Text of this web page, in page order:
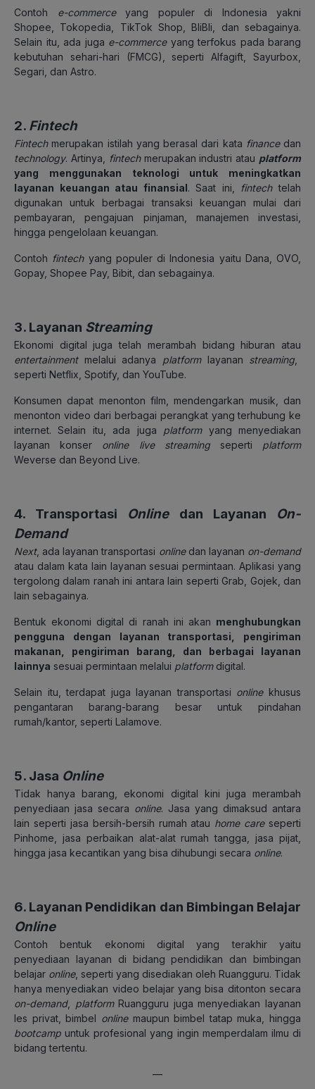
Contoh e-commerce
yang populer di Indonesia yakni
Shopee, Tokopedia, TikTok Shop, BliBli, dan sebagainya.
Selain itu, ada juga e-commerce yang terfokus pada barang
kebutuhan sehari-hari (FMCG), seperti Alfagift, Sayurbox,
Segari, dan Astro.
2. Fintech
Fintech merupakan istilah yang berasal dari kata finance dan
technology. Artinya, fintech merupakan industri atau platform
yang menggunakan teknologi untuk meningkatkan
layanan keuangan atau finansial. Saat ini, fintechtelah
digunakan untuk berbagai transaksi keuangan mulai dari
pembayaran, pengajuan pinjaman, manajemen investasi,
hingga pengelolaan keuangan.
Contoh fintech yang populer di Indonesia yaitu Dana, OVO,
Gopay, Shopee Pay, Bibit, dan sebagainya.
3. Layanan Streaming
Ekonomi digital juga telah merambah bidang hiburan atau
entertainment melalui adanya platformlayanan streaming
seperti Netflix, Spotify, dan YouTube.
Konsumen dapat menonton film, mendengarkan musik, dan
menonton video dari berbagai perangkat yang terhubung ke
internet. Selain itu, ada juga platform yang menyediakan
layanan konser online live streaming seperti platform
Weverse dan Beyond Live.
4. Transportasi Online dan Layanan On-
Demand
Next, ada layanan transportasi online dan layanan on-demand
atau dalam kata lain layanan sesuai permintaan. Aplikasi yang
tergolong dalam ranah ini antara lain seperti Grab, Gojek, dan
lain sebagainya.
Bentuk ekonomi digital di ranah ini akan menghubungkan
pengguna dengan layanan transportasi, pengiriman
makanan, pengiriman barang, dan berbagai layanan
lainnya sesuai permintaan melalui platform digital.
Selain itu, terdapat juga layanan transportasi online khusus
pengantaran barang-barang besar untuk pindahan
rumah/kantor, seperti Lalamove.
5. Jasa Online
Tidak hanya barang, ekonomi digital kini juga merambah
penyediaan jasa secara online. Jasa yang dimaksud antara
lain seperti jasa bersih-bersih rumah atau home careseperti
Pinhome, jasa perbaikan alat-alat rumah tangga, jasa pijat,
hingga jasa kecantikan yang bisa dihubungi secara online.
6. Layanan Pendidikan dan Bimbingan Belajar
Online
Contoh bentuk ekonomi digital yang terakhir yaitu
penyediaan layanan di bidang pendidikan dan bimbingan
belajar online, seperti yang disediakan oleh Ruangguru. Tidak
hanya menyediakan video belajar yang bisa ditonton secara
on-demand, platform Ruangguru juga menyediakan layanan
les privat, bimbel online maupun bimbel tatap muka, hingga
bootcamp untuk profesional yang ingin memperdalam ilmu di
bidang tertentu.
—